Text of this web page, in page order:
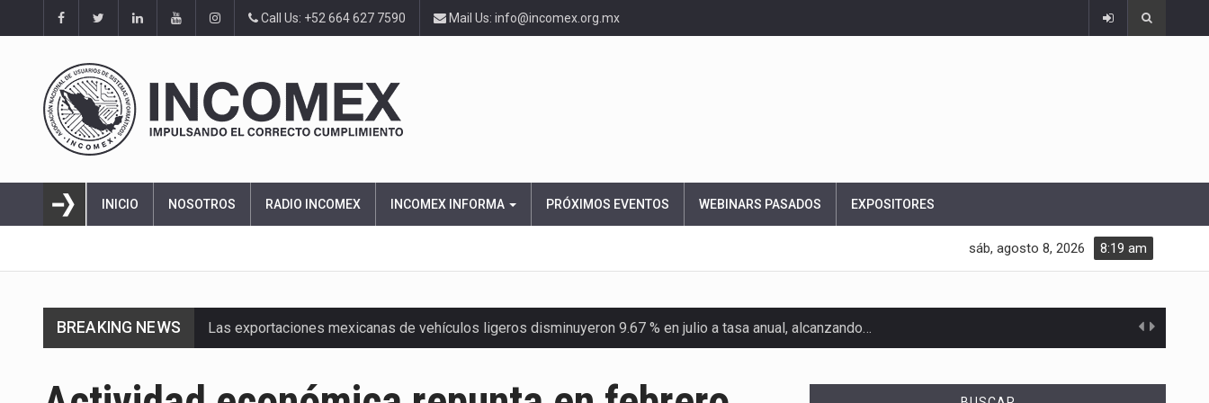
Call Us: +52 664 627 7590 Mail Us: info@incomex.org.mx
INICIO NOSOTROS RADIO INCOMEX INCOMEX INFORMA PRÓXIMOS EVENTOS WEBINARS PASADOS EXPOSITORES
8:19 am
sáb, agosto 8, 2026
BREAKING NEWS Las exportaciones mexicanas de vehículos ligeros disminuyeron 9.67 % en julio a tasa anual, alcanzando…